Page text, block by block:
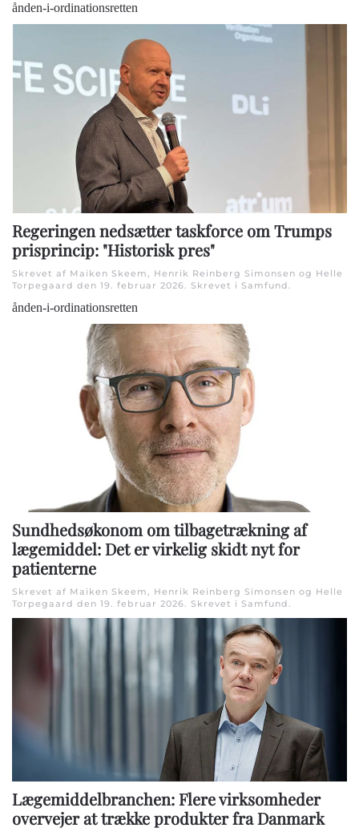
ånden-i-ordinationsretten
Regeringen nedsætter taskforce om Trumps
prisprincip: "Historisk pres"
Skrevet af Maiken Skeem, Henrik Reinberg Simonsen og Helle
Torpegaard den 19. februar 2026 . Skrevet i Samfund
ånden-i-ordinationsretten
Sundhedsøkonom om tilbagetrækning af
lægemiddel: Det er virkelig skidt nyt for
patienterne
Skrevet af Maiken Skeem, Henrik Reinberg Simonsen og Helle
Torpegaard den 19. februar 2026 . Skrevet i Samfund
Lægemiddelbranchen: Flere virksomheder
overvejer at trække produkter fra Danmark